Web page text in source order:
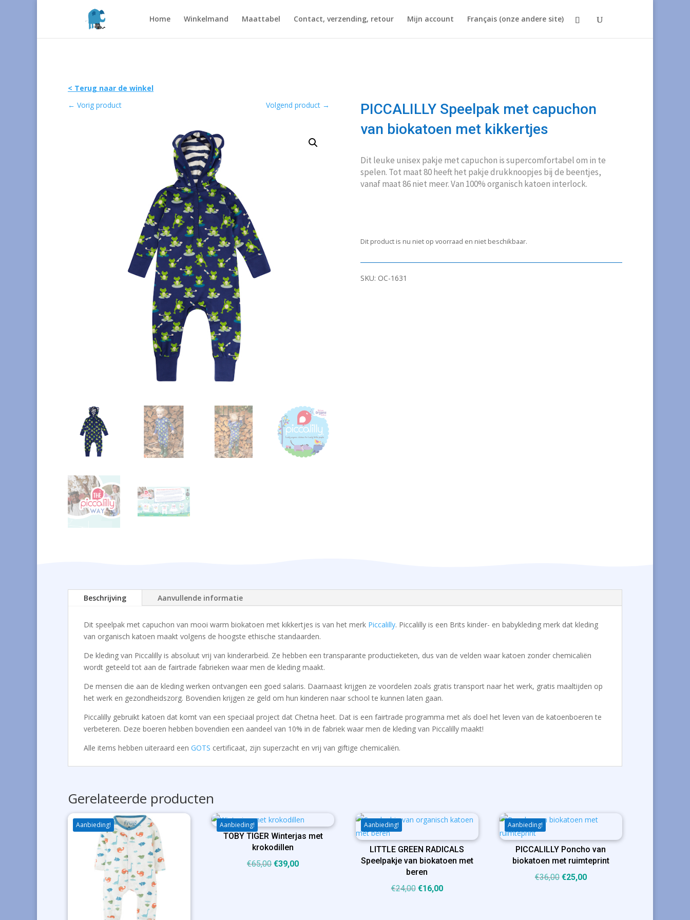
Home Winkelmand Maattabel Contact, verzending, retour Mijn account Français (onze andere site)
< Terug naar de winkel
← Vorig product Volgend product →
PICCALILLY Speelpak met capuchon
van biokatoen met kikkertjes
Dit leuke unisex pakje met capuchon is supercomfortabel om in te
spelen. Tot maat 80 heeft het pakje drukknoopjes bij de beentjes,
vanaf maat 86 niet meer. Van 100% organisch katoen interlock.
Dit product is nu niet op voorraad en niet beschikbaar.
SKU: OC-1631
Beschrijving Aanvullende informatie
Dit speelpak met capuchon van mooi warm biokatoen met kikkertjes is van het merk Piccalilly. Piccalilly is een Brits kinder- en babykleding merk dat kleding
van organisch katoen maakt volgens de hoogste ethische standaarden.
De kleding van Piccalilly is absoluut vrij van kinderarbeid. Ze hebben een transparante productieketen, dus van de velden waar katoen zonder chemicaliën
wordt geteeld tot aan de fairtrade fabrieken waar men de kleding maakt.
De mensen die aan de kleding werken ontvangen een goed salaris. Daarnaast krijgen ze voordelen zoals gratis transport naar het werk, gratis maaltijden op
het werk en gezondheidszorg. Bovendien krijgen ze geld om hun kinderen naar school te kunnen laten gaan.
Piccalilly gebruikt katoen dat komt van een speciaal project dat Chetna heet. Dat is een fairtrade programma met als doel het leven van de katoenboeren te
verbeteren. Deze boeren hebben bovendien een aandeel van 10% in de fabriek waar men de kleding van Piccalilly maakt!
Alle items hebben uiteraard een GOTS certificaat, zijn superzacht en vrij van giftige chemicaliën.
Gerelateerde producten
Aanbieding! Aanbieding!
TOBY TIGER Winterjas met
krokodillen
€65,00Oorspronkelijke
€39,00Huidige
Aanbieding!
LITTLE GREEN RADICALS
Speelpakje van biokatoen met
beren
€24,00 Oorspronkelijke
€16,00Huidige
Aanbieding!
PICCALILLY Poncho van
biokatoen met ruimteprint
€36,00 Oorspronkelijke
€25,00Huidige